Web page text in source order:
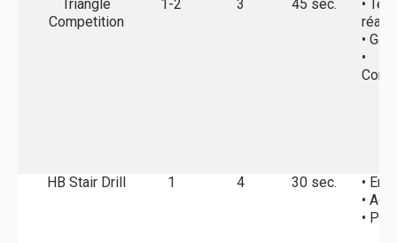
Triangle
Competition
1-2 3 45 sec.
•
•
•
HB Stair Drill 1 4 30 sec.
•
•
•